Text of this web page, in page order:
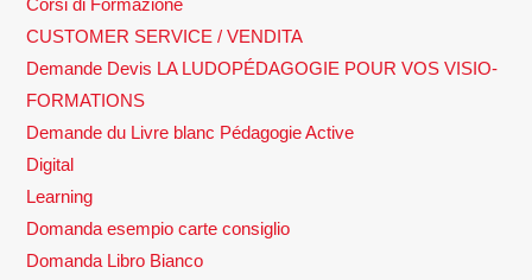
CUSTOMER SERVICE / VENDITA
Demande Devis LA LUDOPÉDAGOGIE POUR VOS VISIO-
FORMATIONS
Demande du Livre blanc Pédagogie Active
Digital
Learning
Domanda esempio carte consiglio
Domanda Libro Bianco